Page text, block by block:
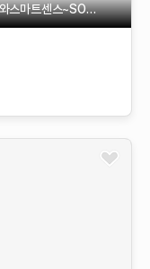
센스~SOH98.6%